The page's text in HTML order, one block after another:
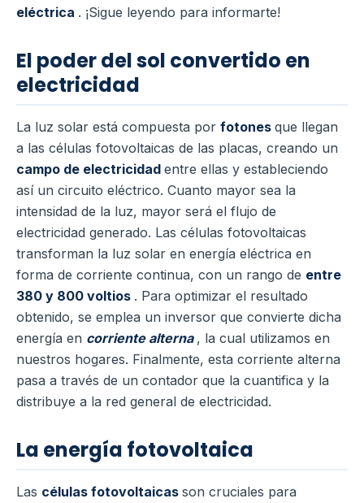
eléctrica . ¡Sigue leyendo para informarte!
El poder del sol convertido en
electricidad
La luz solar está compuesta por fotones que llegan
a las células fotovoltaicas de las placas, creando un
campo de electricidad entre ellas y estableciendo
así un circuito eléctrico. Cuanto mayor sea la
intensidad de la luz, mayor será el flujo de
electricidad generado. Las células fotovoltaicas
transforman la luz solar en energía eléctrica en
forma de corriente continua, con un rango de entre
380 y 800 voltios . Para optimizar el resultado
obtenido, se emplea un inversor que convierte dicha
energía en corriente alterna , la cual utilizamos en
nuestros hogares. Finalmente, esta corriente alterna
pasa a través de un contador que la cuantifica y la
distribuye a la red general de electricidad.
La energía fotovoltaica
Las células fotovoltaicas son cruciales para